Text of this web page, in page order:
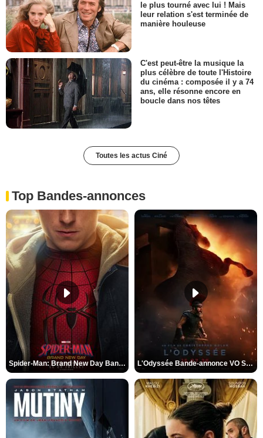
le plus tourné avec lui ! Mais
leur relation s'est terminée de
manière houleuse
C'est peut-être la musique la
plus célèbre de toute l'Histoire
du cinéma : composée il y a 74
ans, elle résonne encore en
boucle dans nos têtes
Toutes les actus Ciné
Top Bandes-annonces
Spider-Man: Brand New Day Bande-annonce VO STFR L'Odyssée Bande-annonce VO STFR